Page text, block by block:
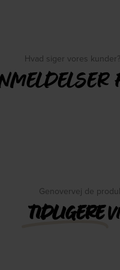
Hvad siger vores
Genovervej de
TIDLIGERE